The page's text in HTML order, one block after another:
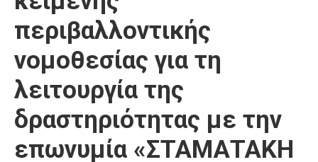
περιβαλλοντικής
νομοθεσίας για τη
λειτουργία της
δραστηριότητας με την
επωνυμία «ΣΤΑΜΑΤΑΚΗ